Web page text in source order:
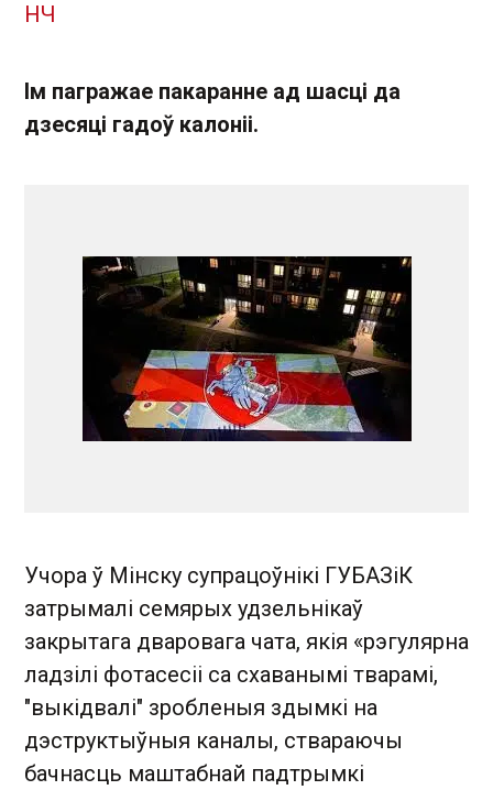
НЧ
Ім пагражае пакаранне ад шасці да
дзесяці гадоў калоніі.
Учора ў Мінску супрацоўнікі ГУБАЗіК
затрымалі семярых удзельнікаў
закрытага дваровага чата, якія «рэгулярна
ладзілі фотасесіі са схаванымі тварамі,
"выкідвалі" зробленыя здымкі на
дэструктыўныя каналы, ствараючы
бачнасць маштабнай падтрымкі